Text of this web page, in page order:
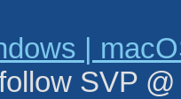
|
SVP